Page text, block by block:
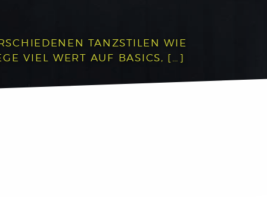
TANZSTILEN WIE
VIEL WERT AUF BASICS, […]